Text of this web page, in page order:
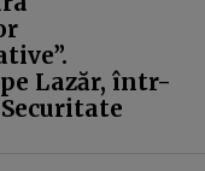
Lazăr, într-